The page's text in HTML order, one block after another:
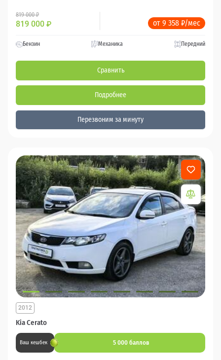
819 000 ₽
819 000 ₽ от 9 358 ₽/мес
Бензин Механика Передний
Сравнить
Подробнее
Перезвоним за минуту
Kia Cerato
2012
Ваш кешбек 5 000 баллов